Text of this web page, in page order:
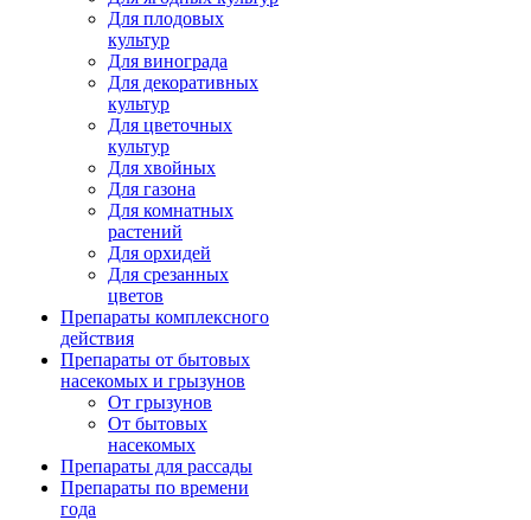
Для плодовых
культур
Для винограда
Для декоративных
культур
Для цветочных
культур
Для хвойных
Для газона
Для комнатных
растений
Для орхидей
Для срезанных
цветов
Препараты комплексного
действия
Препараты от бытовых
насекомых и грызунов
От грызунов
От бытовых
насекомых
Препараты для рассады
Препараты по времени
года